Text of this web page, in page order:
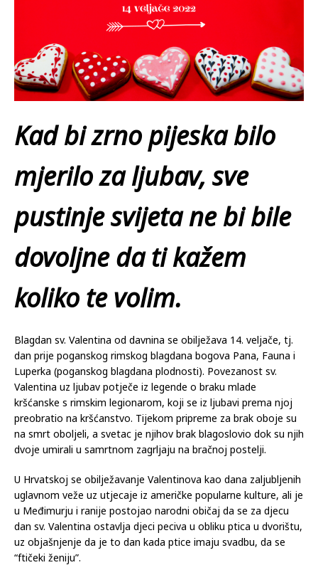
Kad bi zrno pijeska bilo
mjerilo za ljubav, sve
pustinje svijeta ne bi bile
dovoljne da ti kažem
koliko te volim.
Blagdan sv. Valentina od davnina se obilježava 14. veljače, tj.
dan prije poganskog rimskog blagdana bogova Pana, Fauna i
Luperka (poganskog blagdana plodnosti). Povezanost sv.
Valentina uz ljubav potječe iz legende o braku mlade
kršćanske s rimskim legionarom, koji se iz ljubavi prema njoj
preobratio na kršćanstvo. Tijekom pripreme za brak oboje su
na smrt oboljeli, a svetac je njihov brak blagoslovio dok su njih
dvoje umirali u samrtnom zagrljaju na bračnoj postelji.
U Hrvatskoj se obilježavanje Valentinova kao dana zaljubljenih
uglavnom veže uz utjecaje iz američke popularne kulture, ali je
u Međimurju i ranije postojao narodni običaj da se za djecu
dan sv. Valentina ostavlja djeci peciva u obliku ptica u dvorištu,
uz objašnjenje da je to dan kada ptice imaju svadbu, da se
“ftičeki ženiju”.